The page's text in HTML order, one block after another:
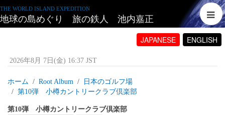
THE WORLD ISLAND EXPEDITION
地球の島めぐり 旅の鉄人 池内嘉正
JAPANESE ENGLISH
2026年8月 7日(金) 16:37 JST
ホーム Root Album
日本のゴルフ場
第10弾 小樽カントリークラブ倶楽部
第10弾 小樽カントリークラブ倶楽部